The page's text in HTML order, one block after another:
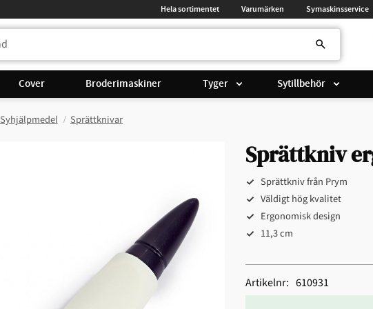
Hela sortimentet Varumärken Symaskinsservice
Cover Broderimaskiner Tyger Sytillbehör
Syhjälpmedel Sprättknivar
Sprättkniv
Sprättkniv från Prym
Väldigt hög kvalitet
Ergonomisk design
11,3 cm
Artikelnr 610931